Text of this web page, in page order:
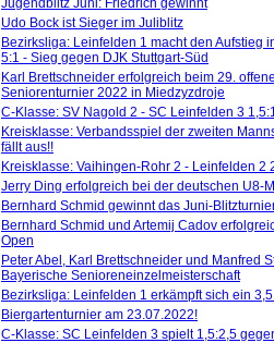
Jugendblitz Juni: Friedrich gewinnt
Udo Bock ist Sieger im Juliblitz
Bezirksliga: Leinfelden 1 macht den Aufstieg
5:1 - Sieg gegen DJK Stuttgart-Süd
Karl Brettschneider erfolgreich beim 29.
Seniorenturnier 2022 in Miedzyzdroje
C-Klasse: SV Nagold 2 - SC Leinfelden 3
Kreisklasse: Verbandsspiel der zweiten
fällt aus!!
Kreisklasse: Vaihingen-Rohr 2 - Leinfelden 2
Jerry Ding erfolgreich bei der deutschen U8-
Bernhard Schmid gewinnt das Juni-
Bernhard Schmid und Artemij Cadov
Open
Peter Abel, Karl Brettschneider und Manfred
Bayerische Senioreneinzelmeisterschaft
Bezirksliga: Leinfelden 1 erkämpft sich ein
Biergartenturnier am 23.07.2022!
C-Klasse: SC Leinfelden 3 spielt 1,5:2,5